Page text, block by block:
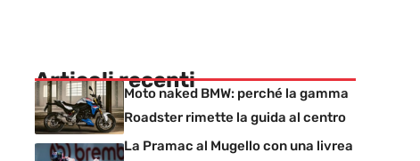
Articoli recenti
Moto naked BMW: perché la gamma
Roadster rimette la guida al centro
La Pramac al Mugello con una livrea